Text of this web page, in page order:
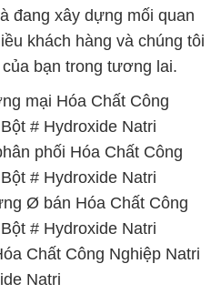
đang xây dựng mối quan
khách hàng và chúng tôi
bạn trong tương lai.
mại Hóa Chất Công
# Hydroxide Natri
phối Hóa Chất Công
# Hydroxide Natri
Ø bán Hóa Chất Công
# Hydroxide Natri
Chất Công Nghiệp Natri
Natri